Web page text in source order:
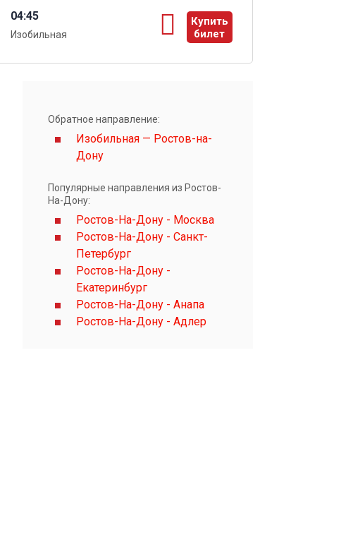
04:45
Изобильная
Купить
билет
ы
Обратное направление:
Изобильная — Ростов-на-
Дону
Популярные направления из Ростов-
На-Дону:
Ростов-На-Дону - Москва
Ростов-На-Дону - Санкт-
Петербург
Ростов-На-Дону -
Екатеринбург
Ростов-На-Дону - Анапа
Ростов-На-Дону - Адлер